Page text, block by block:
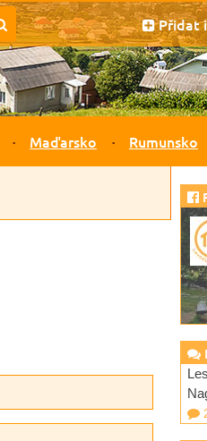
Přidat
Maďarsko Rumunsko